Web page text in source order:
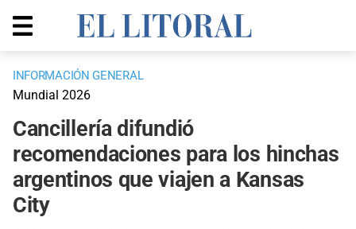
INFORMACIÓN GENERAL
Mundial 2026
Cancillería difundió
recomendaciones para los hinchas
argentinos que viajen a Kansas
City